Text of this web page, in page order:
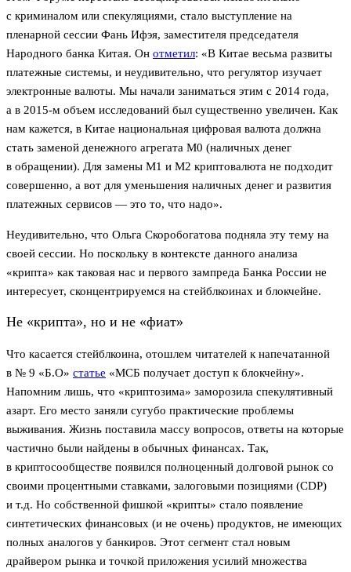
с криминалом или спекуляциями, стало выступление на
пленарной сессии Фань Ифэя, заместителя председателя
Народного банка Китая. Он отметил: «В Китае весьма развиты
платежные системы, и неудивительно, что регулятор изучает
электронные валюты. Мы начали заниматься этим с 2014 года,
а в 2015-м объем исследований был существенно увеличен. Как
нам кажется, в Китае национальная цифровая валюта должна
стать заменой денежного агрегата М0 (наличных денег
в обращении). Для замены М1 и М2 криптовалюта не подходит
совершенно, а вот для уменьшения наличных денег и развития
платежных сервисов — это то, что надо».
Неудивительно, что Ольга Скоробогатова подняла эту тему на
своей сессии. Но поскольку в контексте данного анализа
«крипта» как таковая нас и первого зампреда Банка России не
интересует, сконцентрируемся на стейблкоинах и блокчейне.
Не «крипта», но и не «фиат»
Что касается стейблкоина, отошлем читателей к напечатанной
в № 9 «Б.О» статье «МСБ получает доступ к блокчейну».
Напомним лишь, что «криптозима» заморозила спекулятивный
азарт. Его место заняли сугубо практические проблемы
выживания. Жизнь поставила массу вопросов, ответы на которые
частично были найдены в обычных финансах. Так,
в криптосообществе появился полноценный долговой рынок со
своими процентными ставками, залоговыми позициями (CDP)
и т.д. Но собственной фишкой «крипты» стало появление
синтетических финансовых (и не очень) продуктов, не имеющих
полных аналогов у банкиров. Этот сегмент стал новым
драйвером рынка и точкой приложения усилий множества